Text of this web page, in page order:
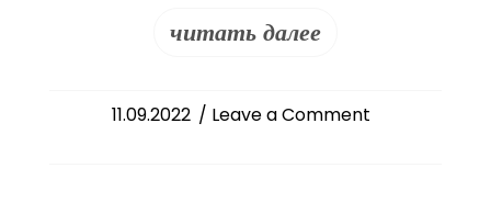
читать далее
11.09.2022 / Leave a Comment